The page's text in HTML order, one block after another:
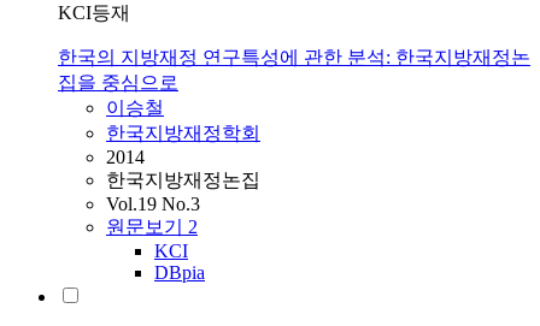
KCI등재
한국의 지방재정 연구특성에 관한 분석: 한국지방재정논
집을 중심으로
이승철
한국지방재정학회
2014
한국지방재정논집
Vol.19 No.3
원문보기 2
KCI
DBpia